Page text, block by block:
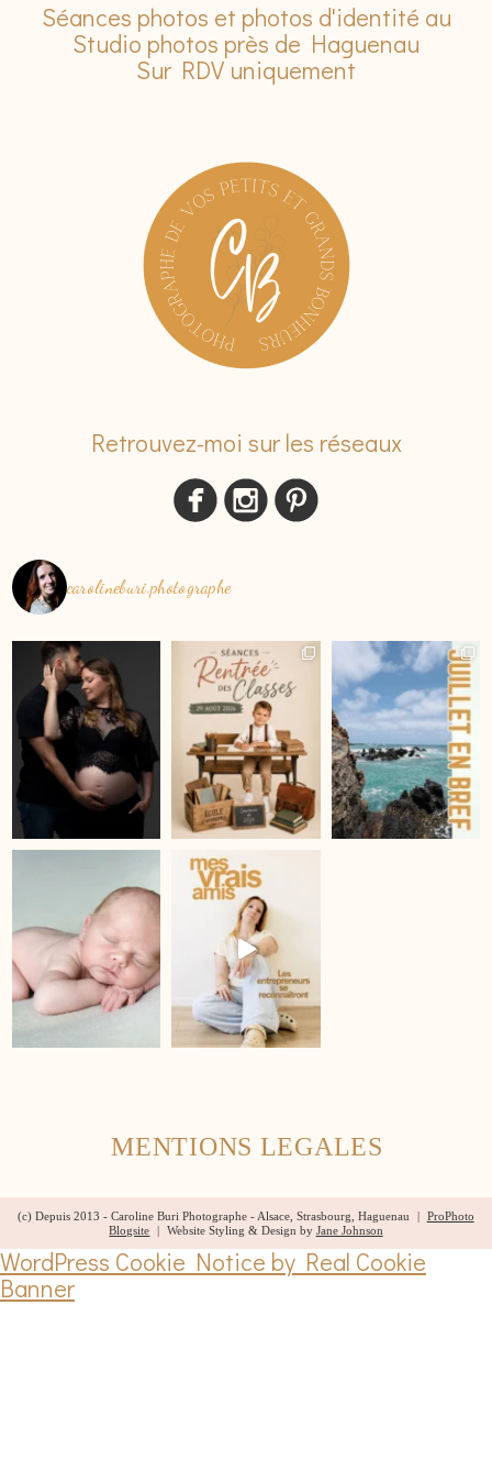
Séances photos et photos d'identité au
Studio photos près de Haguenau
Sur RDV uniquement
Retrouvez-moi sur les réseaux
carolineburi.photographe
MENTIONS LEGALES
(c) Depuis 2013 - Caroline Buri Photographe - Alsace, Strasbourg, Haguenau | ProPhoto
Blogsite | Website Styling & Design by Jane Johnson
WordPress Cookie Notice by Real Cookie
Banner